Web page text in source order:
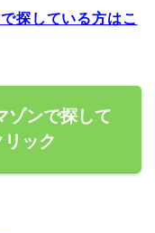
探している方はこ
ゾンで探して
ック